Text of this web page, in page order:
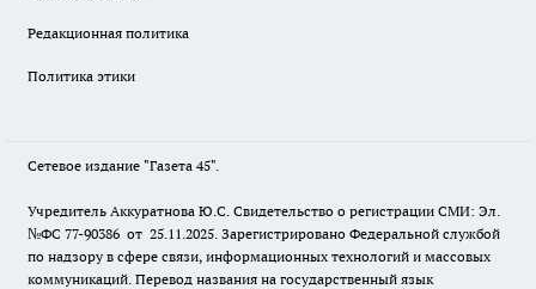
Редакционная политика
Политика этики
Сетевое издание "Газета 45".
Учредитель Аккуратнова Ю.С. Свидетельство о регистрации СМИ: Эл.
№ФС 77-90386 от 25.11.2025. Зарегистрировано Федеральной службой
по надзору в сфере связи, информационных технологий и массовых
коммуникаций. Перевод названия на государственный язык